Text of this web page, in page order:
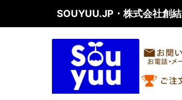
SOUYUU.JP・株式会社創結